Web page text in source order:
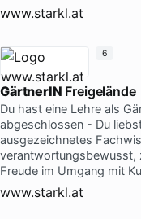
www.starkl.at
GärtnerIN Freigelände
Du hast eine Lehre als
abgeschlossen - Du
ausgezeichnetes
verantwortungsbewusst,
Freude im Umgang mit
www.starkl.at
6